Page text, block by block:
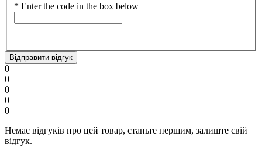
* Enter the code in the box below
Відправити відгук
0
0
0
0
0
Немає відгуків про цей товар, станьте першим, залиште свій
відгук.